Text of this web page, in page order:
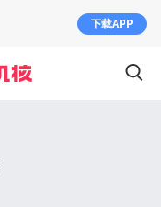
下载APP